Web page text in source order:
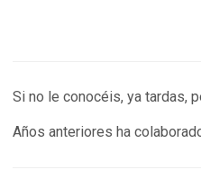
Si no le conocéis, ya tardas,
Años anteriores ha